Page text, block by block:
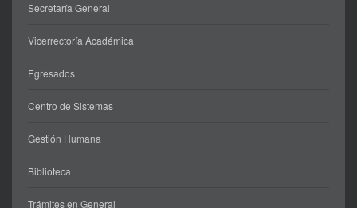
Secretaría General
Vicerrectoría Académica
Egresados
Centro de Sistemas
Gestión Humana
Biblioteca
Trámites en General